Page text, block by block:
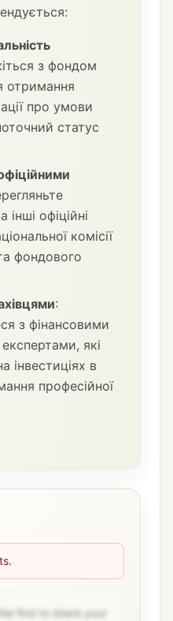
з фондом
про умови
статус
офіційні
комісії
фондового
:
з фінансовими
які
інвестиціях в
професійної
first to share your